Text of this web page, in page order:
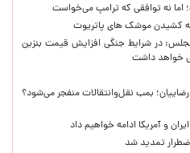
نه توافقی که ترامپ می‌خواست
ته کشیدن موشک های پاتریوت
در شرایط جنگی افزایش قیمت بنزین
خواهد داشت
بمب نقل‌وانتقالات منفجر می‌شود؟
و آمریکا ادامه خواهیم داد
تمدید شد